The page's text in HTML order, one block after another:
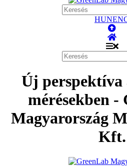
HUN
Új perspektíva
mérésekben -
Magyarország
Kft.